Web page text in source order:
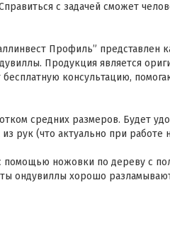
с задачей сможет
Профиль” представлен
Продукция является
консультацию,
средних размеров. Будет
рук (что актуально при работе
ножовки по дереву с
ондувиллы хорошо